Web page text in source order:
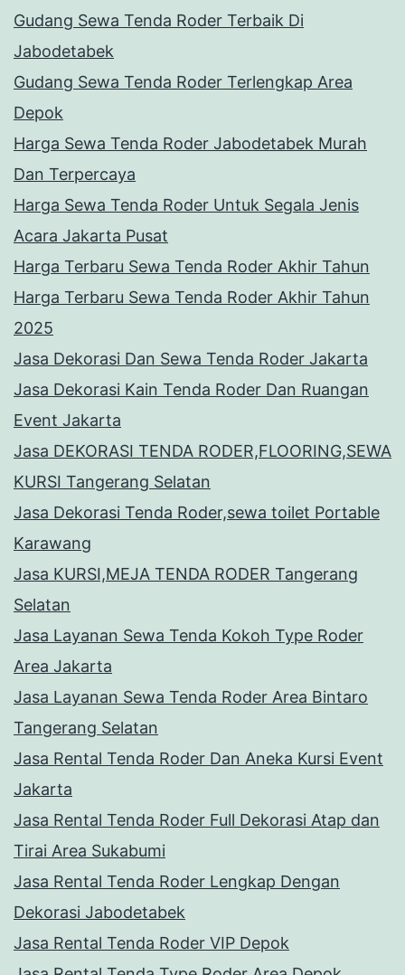
Gudang Sewa Tenda Roder Terbaik Di
Jabodetabek
Gudang Sewa Tenda Roder Terlengkap Area
Depok
Harga Sewa Tenda Roder Jabodetabek Murah
Dan Terpercaya
Harga Sewa Tenda Roder Untuk Segala Jenis
Acara Jakarta Pusat
Harga Terbaru Sewa Tenda Roder Akhir Tahun
Harga Terbaru Sewa Tenda Roder Akhir Tahun
2025
Jasa Dekorasi Dan Sewa Tenda Roder Jakarta
Jasa Dekorasi Kain Tenda Roder Dan Ruangan
Event Jakarta
Jasa DEKORASI TENDA RODER,FLOORING,SEWA
KURSI Tangerang Selatan
Jasa Dekorasi Tenda Roder,sewa toilet Portable
Karawang
Jasa KURSI,MEJA TENDA RODER Tangerang
Selatan
Jasa Layanan Sewa Tenda Kokoh Type Roder
Area Jakarta
Jasa Layanan Sewa Tenda Roder Area Bintaro
Tangerang Selatan
Jasa Rental Tenda Roder Dan Aneka Kursi Event
Jakarta
Jasa Rental Tenda Roder Full Dekorasi Atap dan
Tirai Area Sukabumi
Jasa Rental Tenda Roder Lengkap Dengan
Dekorasi Jabodetabek
Jasa Rental Tenda Roder VIP Depok